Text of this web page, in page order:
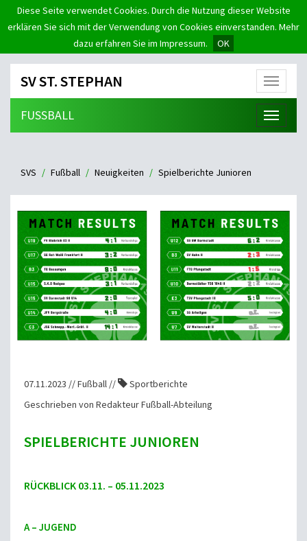
Diese Seite verwendet Cookies. Durch die Nutzung dieser Website
erklären Sie sich mit der Verwendung von Cookies einverstanden. Mehr
dazu erfahren Sie im Impressum.
OK
Menü
SV ST. STEPHAN
Menü
FUSSBALL
SVS Fußball Neuigkeiten Spielberichte Junioren
07.11.2023 // Fußball //
Sportberichte
Geschrieben von Redakteur Fußball-Abteilung
SPIELBERICHTE JUNIOREN
RÜCKBLICK 03.11. – 05.11.2023
A – JUGEND